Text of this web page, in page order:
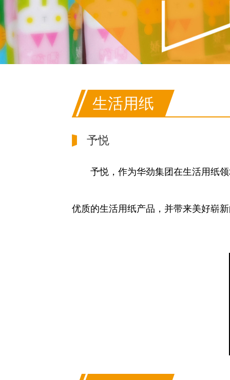
生活用纸
予悦
予悦，作为华劲集团在生活用纸
优质的生活用纸产品，并带来美好崭